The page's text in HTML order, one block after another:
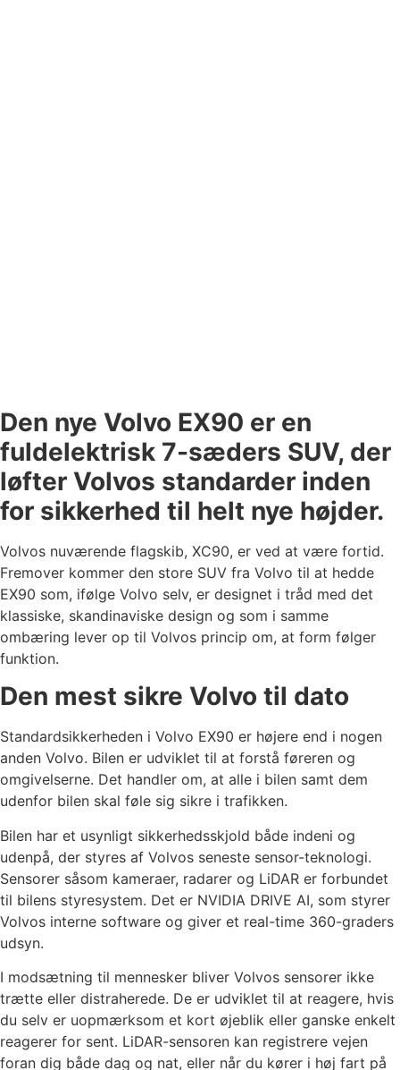
Den nye Volvo EX90 er en
fuldelektrisk 7-sæders SUV, der
løfter Volvos standarder inden
for sikkerhed til helt nye højder.
Volvos nuværende flagskib, XC90, er ved at være fortid.
Fremover kommer den store SUV fra Volvo til at hedde
EX90 som, ifølge Volvo selv, er designet i tråd med det
klassiske, skandinaviske design og som i samme
ombæring lever op til Volvos princip om, at form følger
funktion.
Den mest sikre Volvo til dato
Standardsikkerheden i Volvo EX90 er højere end i nogen
anden Volvo. Bilen er udviklet til at forstå føreren og
omgivelserne. Det handler om, at alle i bilen samt dem
udenfor bilen skal føle sig sikre i trafikken.
Bilen har et usynligt sikkerhedsskjold både indeni og
udenpå, der styres af Volvos seneste sensor-teknologi.
Sensorer såsom kameraer, radarer og LiDAR er forbundet
til bilens styresystem. Det er NVIDIA DRIVE AI, som styrer
Volvos interne software og giver et real-time 360-graders
udsyn.
I modsætning til mennesker bliver Volvos sensorer ikke
trætte eller distraherede. De er udviklet til at reagere, hvis
du selv er uopmærksom et kort øjeblik eller ganske enkelt
reagerer for sent. LiDAR-sensoren kan registrere vejen
foran dig både dag og nat, eller når du kører i høj fart på